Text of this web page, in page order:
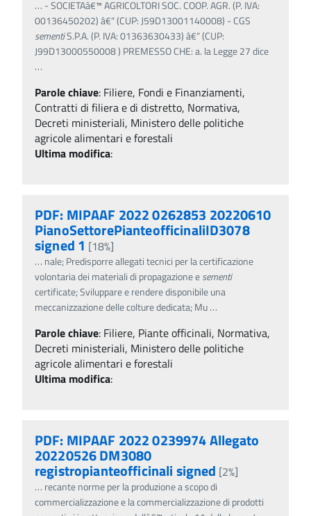
… - SOCIETAâ€™ AGRICOLTORI SOC. COOP. AGR. (P. IVA:
00136450202) â€“ (CUP: J59D13001140008) - CGS
sementiS.P.A. (P. IVA: 01363630433) â€“ (CUP:
J99D13000550008 ) PREMESSO CHE: a. la Legge 27 dice
…
Parole chiave: Filiere, Fondi e Finanziamenti,
Contratti di filiera e di distretto, Normativa,
Decreti ministeriali, Ministero delle politiche
agricole alimentari e forestali
Ultima modifica:
PDF: MIPAAF 2022 0262853 20220610
PianoSettorePianteofficinaliID3078
signed 1 [18%]
… nale; Predisporre allegati tecnici per la certificazione
volontaria dei materiali di propagazione esementi
certificate; Sviluppare e rendere disponibile una
meccanizzazione delle colture dedicata; Mu…
Parole chiave: Filiere, Piante officinali, Normativa,
Decreti ministeriali, Ministero delle politiche
agricole alimentari e forestali
Ultima modifica:
PDF: MIPAAF 2022 0239974 Allegato
20220526 DM3080
registropianteofficinali signed [2%]
… recante norme per la produzione a scopo di
commercializzazione e la commercializzazione di prodotti